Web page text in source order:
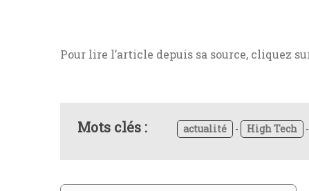
Pour lire l’article depuis sa source, cliquez
Mots clés : actualité - High Tech -